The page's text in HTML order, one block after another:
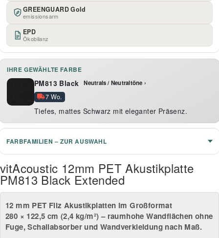
GREENGUARD Gold
emissionsarm
EPD
Ökobilanz
IHRE GEWÄHLTE FARBE
PM813 Black Neutrals / Neutraltöne ›
7 Wo.
Tiefes, mattes Schwarz mit eleganter Präsenz.
FARBFAMILIEN – ZUR AUSWAHL
vitAcoustic 12mm PET Akustikplatte
PM813 Black Extended
12 mm PET Filz Akustikplatten im Großformat
280 × 122,5 cm (2,4 kg/m²) – raumhohe Wandflächen ohne
Fuge, Schallabsorber und Wandverkleidung nach Maß.